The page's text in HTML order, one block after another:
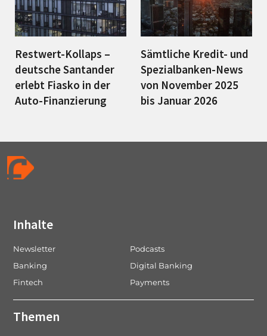
Restwert-Kollaps –
deutsche Santander
erlebt Fiasko in der
Auto-Finanzierung
Sämtliche Kredit- und
Spezialbanken-News
von November 2025
bis Januar 2026
Inhalte
Newsletter
Podcasts
Banking
Digital Banking
Fintech
Payments
Themen